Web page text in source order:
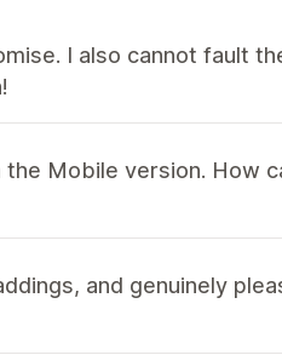
I also cannot fault
Mobile version. How
and genuinely